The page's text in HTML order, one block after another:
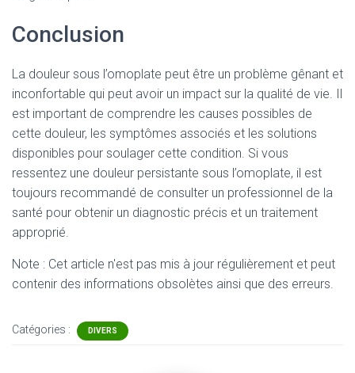
Conclusion
La douleur sous l’omoplate peut être un problème gênant et
inconfortable qui peut avoir un impact sur la qualité de vie. Il
est important de comprendre les causes possibles de
cette douleur, les symptômes associés et les solutions
disponibles pour soulager cette condition. Si vous
ressentez une douleur persistante sous l’omoplate, il est
toujours recommandé de consulter un professionnel de la
santé pour obtenir un diagnostic précis et un traitement
approprié.
Note : Cet article n'est pas mis à jour régulièrement et peut
contenir des informations obsolètes ainsi que des erreurs.
Catégories : DIVERS